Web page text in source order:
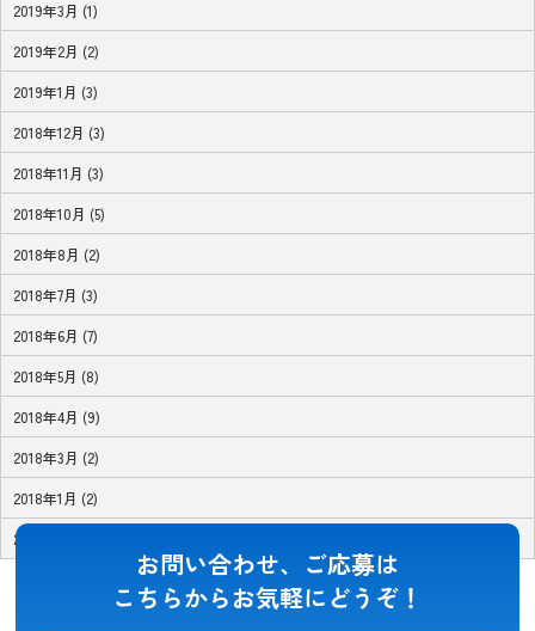
2019年3月 (1)
2019年2月 (2)
2019年1月 (3)
2018年12月 (3)
2018年11月 (3)
2018年10月 (5)
2018年8月 (2)
2018年7月 (3)
2018年6月 (7)
2018年5月 (8)
2018年4月 (9)
2018年3月 (2)
2018年1月 (2)
2017年11月 (1)
お問い合わせ、ご応募は
こちらからお気軽にどうぞ！